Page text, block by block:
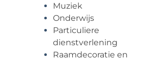
Muziek
Onderwijs
Particuliere
dienstverlening
Raamdecoratie en